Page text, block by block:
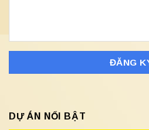
DỰ ÁN NỔI BẬT